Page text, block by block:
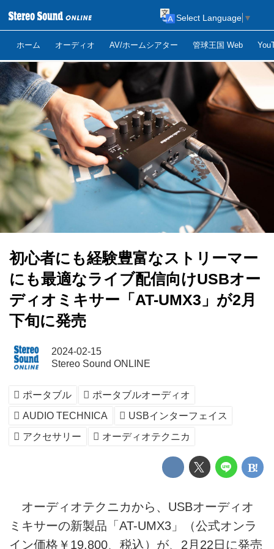
ホーム オーディオ AV/ホームシアター 管球王国 Web
Select Language ▼
初心者にも経験豊富なストリーマー
にも最適なライブ配信向けUSBオー
ディオミキサー「AT-UMX3」が2月
下旬に発売
2024-02-15
Stereo Sound ONLINE
ポータブル
ポータブルオーディオ
AUDIO TECHNICA
USBインターフェイス
アクセサリー
オーディオテクニカ
オーディオテクニカから、USBオーディオ
ミキサーの新製品「AT-UMX3」（公式オンラ
イン価格￥19,800、税込）が、2月22日に発売